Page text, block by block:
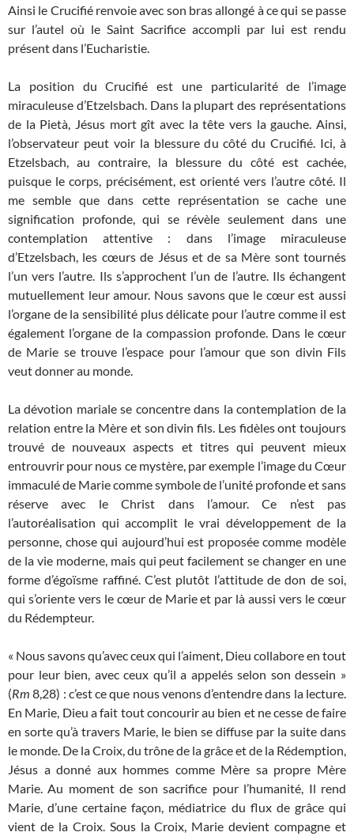
Ainsi le Crucifié renvoie avec son bras allongé à ce qui se passe
sur l’autel où le Saint Sacrifice accompli par lui est rendu
présent dans l’Eucharistie.
La position du Crucifié est une particularité de l’image
miraculeuse d’Etzelsbach. Dans la plupart des représentations
de la Pietà, Jésus mort gît avec la tête vers la gauche. Ainsi,
l’observateur peut voir la blessure du côté du Crucifié. Ici, à
Etzelsbach, au contraire, la blessure du côté est cachée,
puisque le corps, précisément, est orienté vers l’autre côté. Il
me semble que dans cette représentation se cache une
signification profonde, qui se révèle seulement dans une
contemplation attentive : dans l’image miraculeuse
d’Etzelsbach, les cœurs de Jésus et de sa Mère sont tournés
l’un vers l’autre. Ils s’approchent l’un de l’autre. Ils échangent
mutuellement leur amour. Nous savons que le cœur est aussi
l’organe de la sensibilité plus délicate pour l’autre comme il est
également l’organe de la compassion profonde. Dans le cœur
de Marie se trouve l’espace pour l’amour que son divin Fils
veut donner au monde.
La dévotion mariale se concentre dans la contemplation de la
relation entre la Mère et son divin fils. Les fidèles ont toujours
trouvé de nouveaux aspects et titres qui peuvent mieux
entrouvrir pour nous ce mystère, par exemple l’image du Cœur
immaculé de Marie comme symbole de l’unité profonde et sans
réserve avec le Christ dans l’amour. Ce n’est pas
l’autoréalisation qui accomplit le vrai développement de la
personne, chose qui aujourd’hui est proposée comme modèle
de la vie moderne, mais qui peut facilement se changer en une
forme d’égoïsme raffiné. C’est plutôt l’attitude de don de soi,
qui s’oriente vers le cœur de Marie et par là aussi vers le cœur
du Rédempteur.
« Nous savons qu’avec ceux qui l’aiment, Dieu collabore en tout
pour leur bien, avec ceux qu’il a appelés selon son dessein »
(Rm 8,28) : c’est ce que nous venons d’entendre dans la lecture.
En Marie, Dieu a fait tout concourir au bien et ne cesse de faire
en sorte qu’à travers Marie, le bien se diffuse par la suite dans
le monde. De la Croix, du trône de la grâce et de la Rédemption,
Jésus a donné aux hommes comme Mère sa propre Mère
Marie. Au moment de son sacrifice pour l’humanité, Il rend
Marie, d’une certaine façon, médiatrice du flux de grâce qui
vient de la Croix. Sous la Croix, Marie devient compagne et